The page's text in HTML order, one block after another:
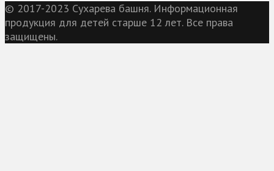
© 2017-2023 Сухарева башня. Информационная
продукция для детей старше 12 лет. Все права
защищены.